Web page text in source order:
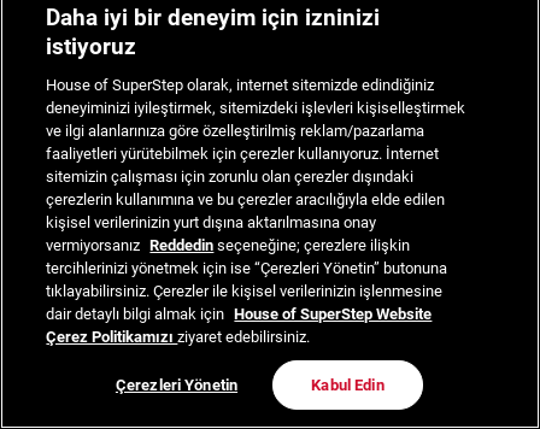
Daha iyi bir deneyim için izninizi
istiyoruz
House of SuperStep olarak, internet sitemizde edindiğiniz
deneyiminizi iyileştirmek, sitemizdeki işlevleri kişiselleştirmek
ve ilgi alanlarınıza göre özelleştirilmiş reklam/pazarlama
faaliyetleri yürütebilmek için çerezler kullanıyoruz. İnternet
sitemizin çalışması için zorunlu olan çerezler dışındaki
çerezlerin kullanımına ve bu çerezler aracılığıyla elde edilen
kişisel verilerinizin yurt dışına aktarılmasına onay
vermiyorsanız Reddedin seçeneğine; çerezlere ilişkin
tercihlerinizi yönetmek için ise “Çerezleri Yönetin” butonuna
tıklayabilirsiniz. Çerezler ile kişisel verilerinizin işlenmesine
dair detaylı bilgi almak için House of SuperStep Website
Çerez Politikamızıziyaret edebilirsiniz.
Çerezleri Yönetin Kabul Edin